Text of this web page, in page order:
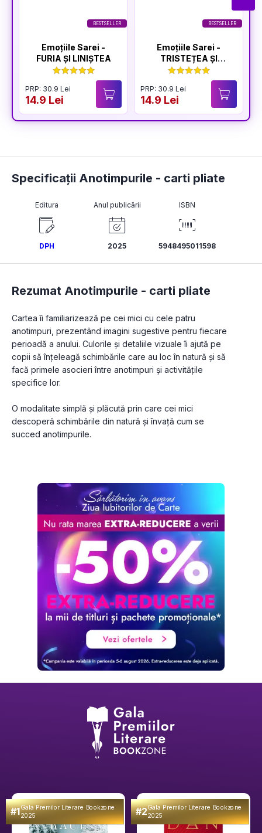
BESTSELLER
Emoțiile Sarei -
FURIA ȘI LINIȘTEA
PRP: 30.9 Lei
14.9 Lei
BESTSELLER
Emoțiile Sarei -
TRISTEȚEA ȘI
BUCURIA
PRP: 30.9 Lei
14.9 Lei
Specificații Anotimpurile - carti pliate
Editura
DPH
Anul publicării
2025
ISBN
5948495011598
Rezumat Anotimpurile - carti pliate
Cartea îi familiarizează pe cei mici cu cele patru
anotimpuri, prezentând imagini sugestive pentru fiecare
perioadă a anului. Culorile și detaliile vizuale îi ajută pe
copii să înțeleagă schimbările care au loc în natură și să
facă primele asocieri între anotimpuri și activitățile
specifice lor.
O modalitate simplă și plăcută prin care cei mici
descoperă schimbările din natură și învață cum se
succed anotimpurile.
#1Gala Premilor Literare Bookzone
2025 #2Gala Premilor Literare Bookzone
2025